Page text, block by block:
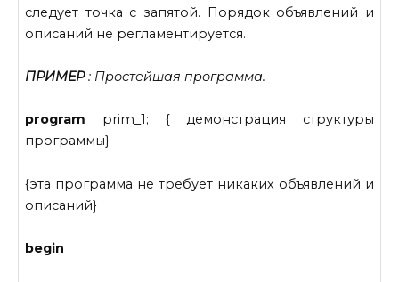
следует точка с запятой. Порядок объявлений и
описаний не регламентируется.
ПРИМЕР: Простейшая программа.
program prim_1; { демонстрация структуры
программы}
{эта программа не требует никаких объявлений и
описаний}
begin